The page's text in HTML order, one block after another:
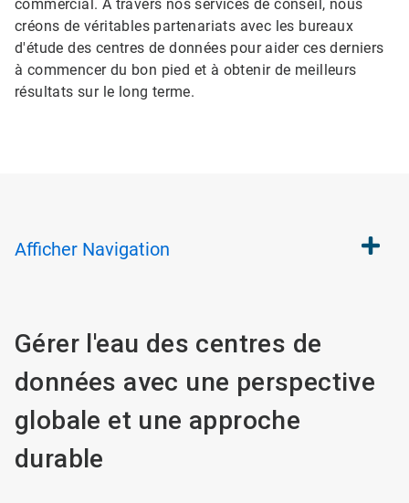
commercial. À travers nos services de conseil, nous
créons de véritables partenariats avec les bureaux
d'étude des centres de données pour aider ces derniers
à commencer du bon pied et à obtenir de meilleurs
résultats sur le long terme.
Afficher Navigation
Gérer l'eau des centres de
données avec une perspective
globale et une approche
durable